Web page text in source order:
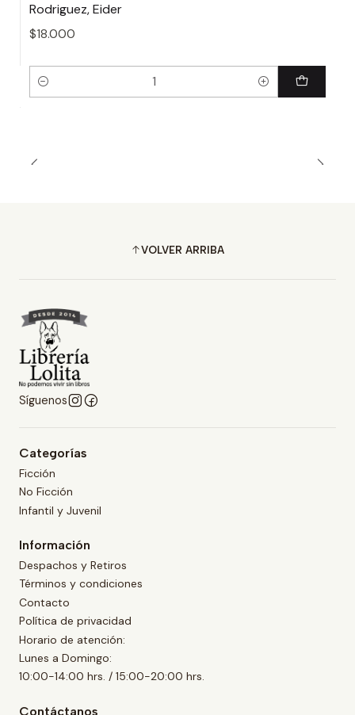
Rodriguez, Eider
$18.000
Cantidad
VOLVER ARRIBA
Síguenos
Categorías
Ficción
No Ficción
Infantil y Juvenil
Información
Despachos y Retiros
Términos y condiciones
Contacto
Política de privacidad
Horario de atención:
Lunes a Domingo:
10:00-14:00 hrs. / 15:00-20:00 hrs.
Contáctanos